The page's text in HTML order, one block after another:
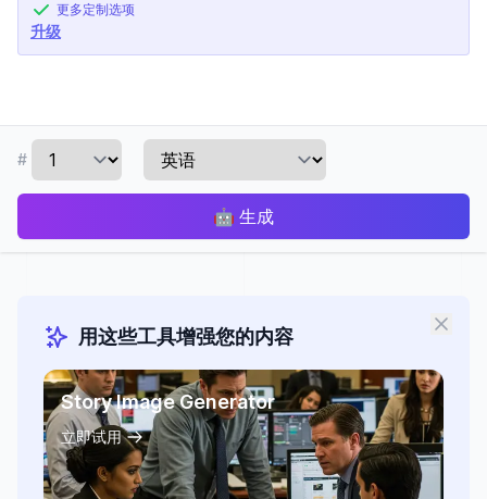
更多定制选项
升级
#
🤖 生成
用这些工具增强您的内容
Story Image Generator
立即试用